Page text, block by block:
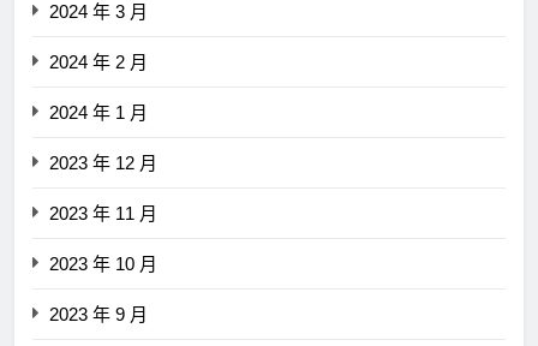
2024 年 3 月
2024 年 2 月
2024 年 1 月
2023 年 12 月
2023 年 11 月
2023 年 10 月
2023 年 9 月